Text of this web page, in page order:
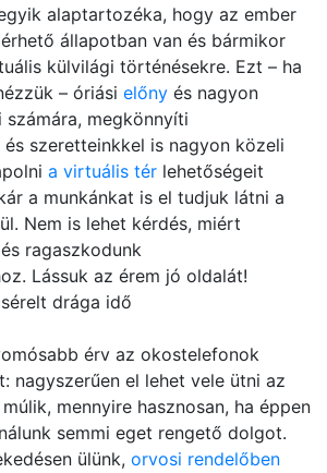
alaptartozéka, hogy az ember
állapotban van és bármikor
külvilági történésekre. Ezt – ha
– óriási előny és nagyon
számára, megkönnyíti
és szeretteinkkel is nagyon közeli
a virtuális tér lehetőségeit
a munkánkat is el tudjuk látni a
Nem is lehet kérdés, miért
ragaszkodunk
Lássuk az érem jó oldalát!
drága idő
érv az okostelefonok
nagyszerűen el lehet vele ütni az
mennyire hasznosan, ha éppen
semmi eget rengető dolgot.
ülünk, orvosi rendelőben